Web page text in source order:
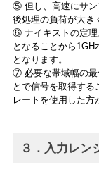
⑤ 但し、高速にサン
後処理の負荷が大き
⑥ ナイキストの定理
となることから
となります。
⑦ 必要な帯域幅の最
とで信号を取得す
レートを使用した方
３．入力レン